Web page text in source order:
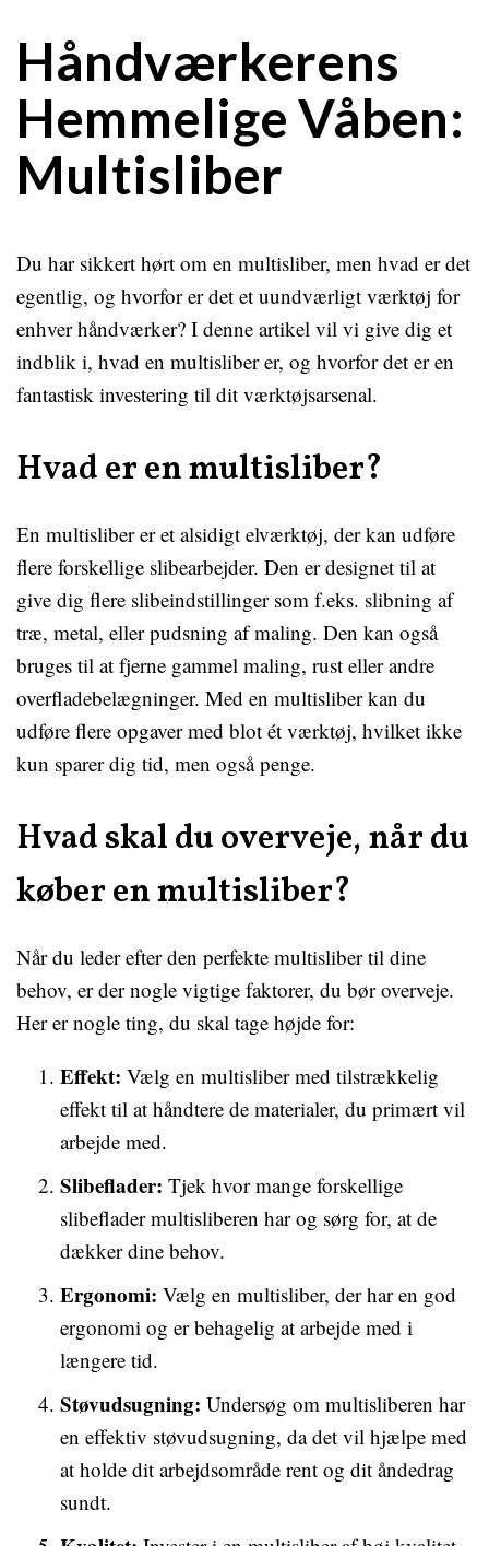
Håndværkerens
Hemmelige Våben:
Multisliber
Du har sikkert hørt om en multisliber, men hvad er det
egentlig, og hvorfor er det et uundværligt værktøj for
enhver håndværker? I denne artikel vil vi give dig et
indblik i, hvad en multisliber er, og hvorfor det er en
fantastisk investering til dit værktøjsarsenal.
Hvad er en multisliber?
En multisliber er et alsidigt elværktøj, der kan udføre
flere forskellige slibearbejder. Den er designet til at
give dig flere slibeindstillinger som f.eks. slibning af
træ, metal, eller pudsning af maling. Den kan også
bruges til at fjerne gammel maling, rust eller andre
overfladebelægninger. Med en multisliber kan du
udføre flere opgaver med blot ét værktøj, hvilket ikke
kun sparer dig tid, men også penge.
Hvad skal du overveje, når du
køber en multisliber?
Når du leder efter den perfekte multisliber til dine
behov, er der nogle vigtige faktorer, du bør overveje.
Her er nogle ting, du skal tage højde for:
Effekt: Vælg en multisliber med tilstrækkelig
effekt til at håndtere de materialer, du primært vil
arbejde med.
Slibeflader: Tjek hvor mange forskellige
slibeflader multisliberen har og sørg for, at de
dækker dine behov.
Ergonomi: Vælg en multisliber, der har en god
ergonomi og er behagelig at arbejde med i
længere tid.
Støvudsugning: Undersøg om multisliberen har
en effektiv støvudsugning, da det vil hjælpe med
at holde dit arbejdsområde rent og dit åndedrag
sundt.